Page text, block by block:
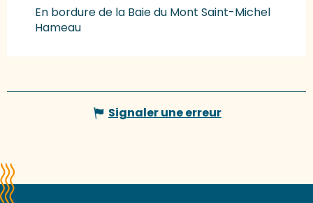
En bordure de la Baie du Mont Saint-Michel
Hameau
Signaler une erreur